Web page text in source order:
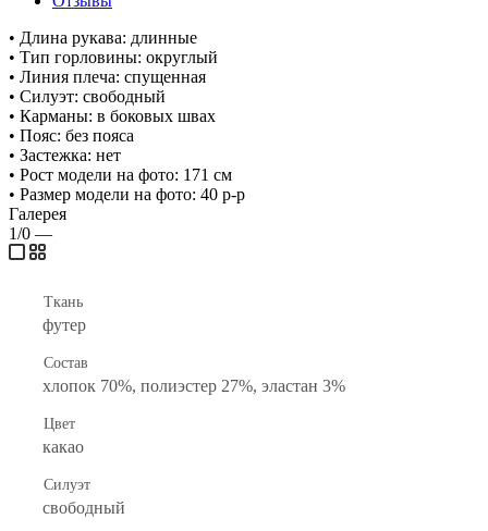
• Длина рукава: длинные
• Тип горловины: округлый
• Линия плеча: спущенная
• Силуэт: свободный
• Карманы: в боковых швах
• Пояс: без пояса
• Застежка: нет
• Рост модели на фото: 171 см
• Размер модели на фото: 40 р-р
Галерея
1/0 —
Ткань
футер
Состав
хлопок 70%, полиэстер 27%, эластан 3%
Цвет
какао
Силуэт
свободный